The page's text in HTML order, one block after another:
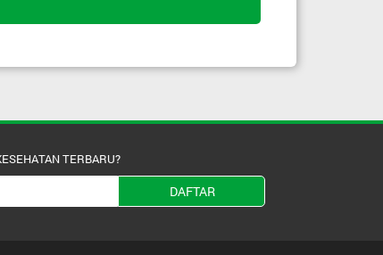
TERBARU?
DAFTAR